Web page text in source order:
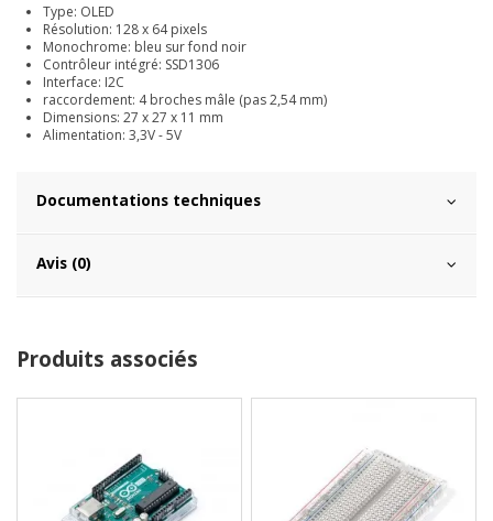
Type: OLED
Résolution: 128 x 64 pixels
Monochrome: bleu sur fond noir
Contrôleur intégré: SSD1306
Interface: I2C
raccordement: 4 broches mâle (pas 2,54 mm)
Dimensions: 27 x 27 x 11 mm
Alimentation: 3,3V - 5V
Documentations techniques
Avis (0)
Produits associés